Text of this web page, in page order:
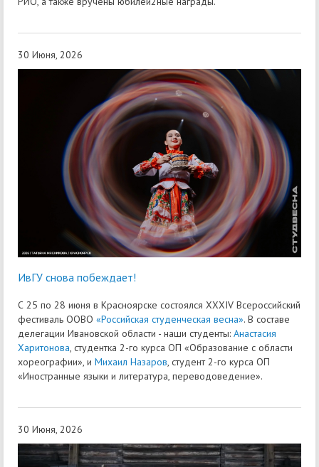
30 Июня, 2026
ИвГУ снова побеждает!
С 25 по 28 июня в Красноярске состоялся XXXIV Всероссийский
фестиваль ООВО «Российская студенческая весна». В составе
делегации Ивановской области - наши студенты: Анастасия
Харитонова, студентка 2-го курса ОП «Образование с области
хореографии», и Михаил Назаров, студент 2-го курса ОП
«Иностранные языки и литература, переводоведение».
30 Июня, 2026